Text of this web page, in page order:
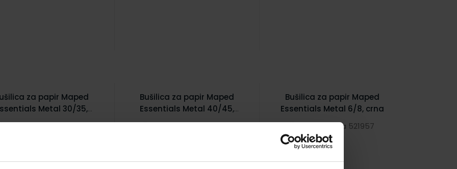
za papir Maped
Metal 30/35,
crna
Bušilica za papir Maped
Essentials Metal 40/45,
crna
Bušilica za papir Maped
Essentials Metal 6/8, crna
Šifra proizvoda 521957